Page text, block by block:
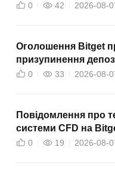
0 42 2026-08-
Оголошення Bitget
призупинення
мережі Babylon
0 33 2026-08-
Повідомлення про
системи CFD на
0 19 2026-08-